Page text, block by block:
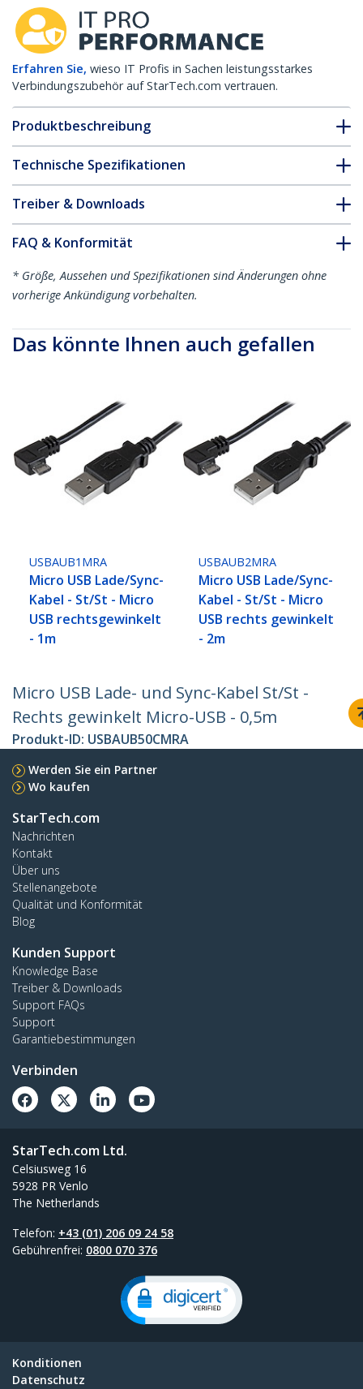
Erfahren Sie, wieso IT Profis in Sachen leistungsstarkes
Verbindungszubehör auf StarTech.com vertrauen.
Produktbeschreibung
Technische Spezifikationen
Treiber & Downloads
FAQ & Konformität
* Größe, Aussehen und Spezifikationen sind Änderungen ohne
vorherige Ankündigung vorbehalten.
Das könnte Ihnen auch gefallen
USBAUB1MRA
Micro USB Lade/Sync-
Kabel - St/St - Micro
USB rechtsgewinkelt
- 1m
USBAUB2MRA
Micro USB Lade/Sync-
Kabel - St/St - Micro
USB rechts gewinkelt
- 2m
Micro USB Lade- und Sync-Kabel St/St -
Rechts gewinkelt Micro-USB - 0,5m
Produkt-ID: USBAUB50CMRA
Werden Sie ein Partner
Wo kaufen
StarTech.com
Nachrichten
Kontakt
Über uns
Stellenangebote
Qualität und Konformität
Blog
Kunden Support
Knowledge Base
Treiber & Downloads
Support FAQs
Support
Garantiebestimmungen
Verbinden
StarTech.com Ltd.
Celsiusweg 16
5928 PR Venlo
The Netherlands
Telefon: +43 (01) 206 09 24 58
Gebührenfrei: 0800 070 376
Konditionen
Datenschutz